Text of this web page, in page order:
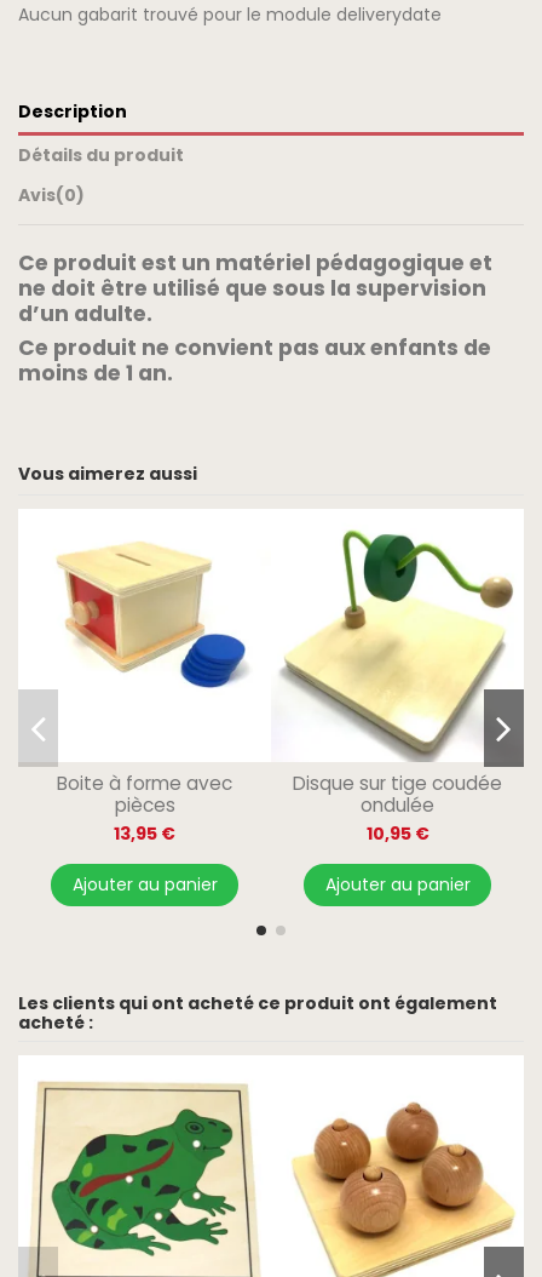
Aucun gabarit trouvé pour le module deliverydate
Description
Détails du produit
Avis(0)
Ce produit est un matériel pédagogique et
ne doit être utilisé que sous la supervision
d’un adulte.
Ce produit ne convient pas aux enfants de
moins de 1 an.
Vous aimerez aussi
Boite à forme avec
pièces
13,95 €
Ajouter au panier
Disque sur tige coudée
ondulée
10,95 €
Ajouter au panier
Les clients qui ont acheté ce produit ont également
acheté :